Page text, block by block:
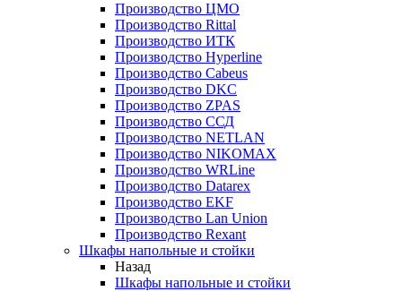
Производство ЦМО
Производство Rittal
Производство ИТК
Производство Hyperline
Производство Cabeus
Производство DKC
Производство ZPAS
Производство ССД
Производство NETLAN
Производство NIKOMAX
Производство WRLine
Производство Datarex
Производство EKF
Производство Lan Union
Производство Rexant
Шкафы напольные и стойки
Назад
Шкафы напольные и стойки